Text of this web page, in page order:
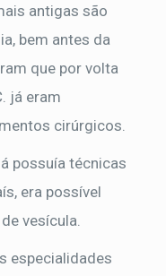
antigas são
bem antes da
que por volta
já eram
cirúrgicos.
possuía técnicas
era possível
vesícula.
especialidades